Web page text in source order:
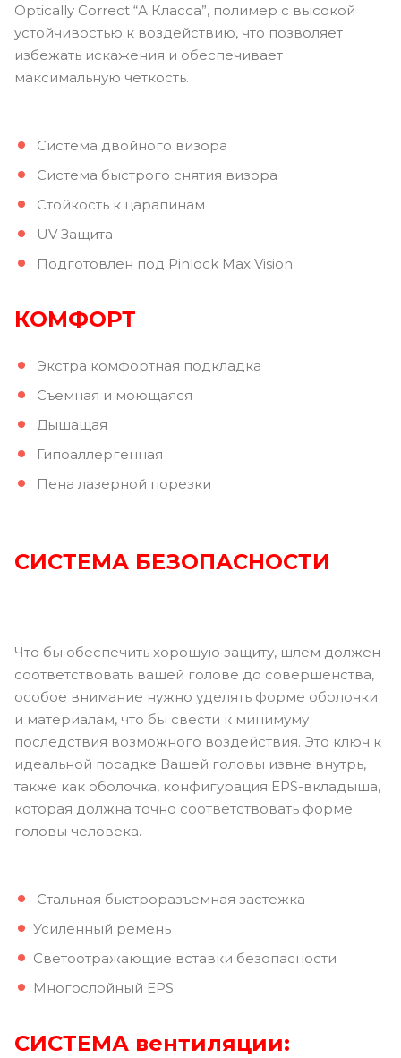
Optically Correct “А Класса”, полимер с высокой
устойчивостью к воздействию, что позволяет
избежать искажения и обеспечивает
максимальную четкость.
Система двойного визора
Система быстрого снятия визора
Стойкость к царапинам
UV Защита
Подготовлен под Pinlock Max Vision
КОМФОРТ
Экстра комфортная подкладка
Съемная и моющаяся
Дышащая
Гипоаллергенная
Пена лазерной порезки
СИСТЕМА БЕЗОПАСНОСТИ
Что бы обеспечить хорошую защиту, шлем должен
соответствовать вашей голове до совершенства,
особое внимание нужно уделять форме оболочки
и материалам, что бы свести к минимуму
последствия возможного воздействия. Это ключ к
идеальной посадке Вашей головы извне внутрь,
также как оболочка, конфигурация EPS-вкладыша,
которая должна точно соответствовать форме
головы человека.
Стальная быстроразъемная застежка
Усиленный ремень
Светоотражающие вставки безопасности
Многослойный EPS
СИСТЕМА вентиляции: